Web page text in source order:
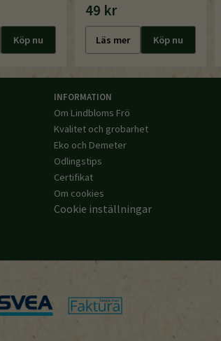
Köp nu
49 kr
Läs mer Köp nu
INFORMATION
Om Lindbloms Frö
Kvalitet och grobarhet
Eko och Demeter
Odlingstips
Certifikat
Om cookies
Cookie inställningar